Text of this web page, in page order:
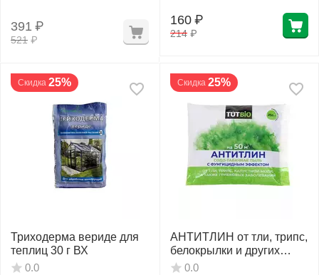
521 ₽
391 ₽ 214 ₽
160 ₽
Скидка 25%
Триходерма вериде для
теплиц 30 г ВХ
0.0
Скидка 25%
АНТИТЛИН от тли, трипс,
белокрылки и других
вредителей 250 г ТУТ
0.0